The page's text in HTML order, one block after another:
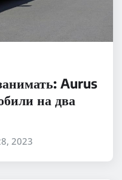
Aurus
на два
2023